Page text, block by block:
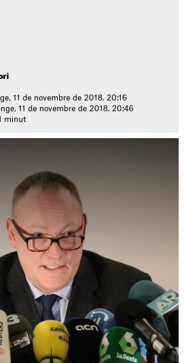
11 de novembre de 2018. 20:16
11 de novembre de 2018. 20:46
minut